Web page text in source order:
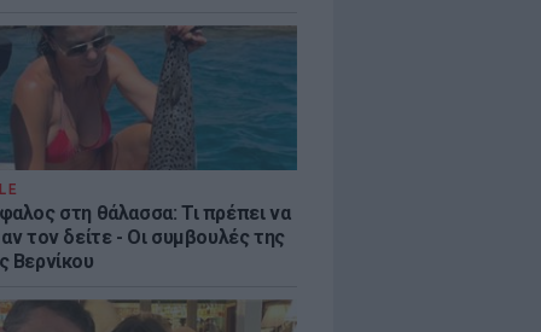
στη θάλασσα: Τι πρέπει να
τον δείτε - Οι συμβουλές της
Βερνίκου